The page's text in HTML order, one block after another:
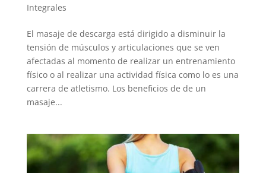
Integrales
El masaje de descarga está dirigido a disminuir la
tensión de músculos y articulaciones que se ven
afectadas al momento de realizar un entrenamiento
físico o al realizar una actividad física como lo es una
carrera de atletismo. Los beneficios de de un
masaje...